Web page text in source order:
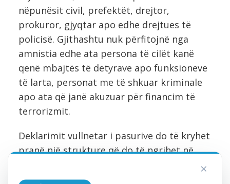
nëpunësit civil, prefektët, drejtor,
prokuror, gjyqtar apo edhe drejtues të
policisë. Gjithashtu nuk përfitojnë nga
amnistia edhe ata persona të cilët kanë
qenë mbajtës të detyrave apo funksioneve
të larta, personat me të shkuar kriminale
apo ata që janë akuzuar për financim të
terrorizmit.
Deklarimit vullnetar i pasurive do të kryhet
pranë një strukture që do të ngrihet në
pranë bankat e nivelit të dytë përfshirë
×